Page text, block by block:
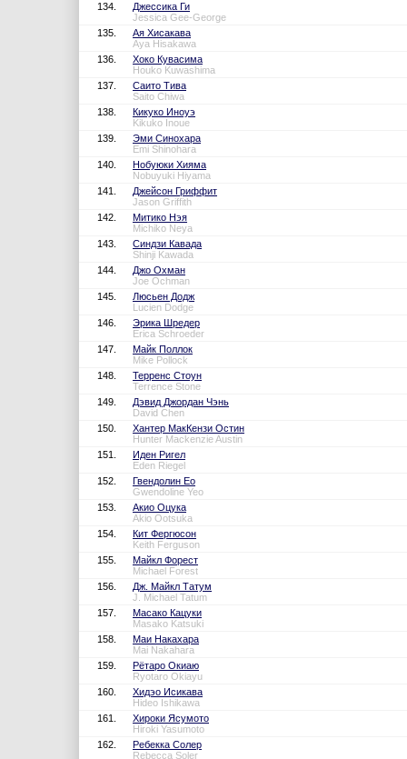
134.
Джессика Ги
Jessica Gee-George
135.
Ая Хисакава
Aya Hisakawa
136.
Хоко Кувасима
Houko Kuwashima
137.
Саито Тива
Saito Chiwa
138.
Кикуко Иноуэ
Kikuko Inoue
139.
Эми Синохара
Emi Shinohara
140.
Нобуюки Хияма
Nobuyuki Hiyama
141.
Джейсон Гриффит
Jason Griffith
142.
Митико Нэя
Michiko Neya
143.
Синдзи Кавада
Shinji Kawada
144.
Джо Охман
Joe Ochman
145.
Люсьен Додж
Lucien Dodge
146.
Эрика Шредер
Erica Schroeder
147.
Майк Поллок
Mike Pollock
148.
Терренс Стоун
Terrence Stone
149.
Дэвид Джордан Чэнь
David Chen
150.
Хантер МакКензи Остин
Hunter Mackenzie Austin
151.
Иден Ригел
Eden Riegel
152.
Гвендолин Ео
Gwendoline Yeo
153.
Акио Оцука
Akio Ootsuka
154.
Кит Фергюсон
Keith Ferguson
155.
Майкл Форест
Michael Forest
156.
Дж. Майкл Татум
J. Michael Tatum
157.
Масако Кацуки
Masako Katsuki
158.
Маи Накахара
Mai Nakahara
159.
Рётаро Окиаю
Ryotaro Okiayu
160.
Хидэо Исикава
Hideo Ishikawa
161.
Хироки Ясумото
Hiroki Yasumoto
162.
Ребекка Солер
Rebecca Soler